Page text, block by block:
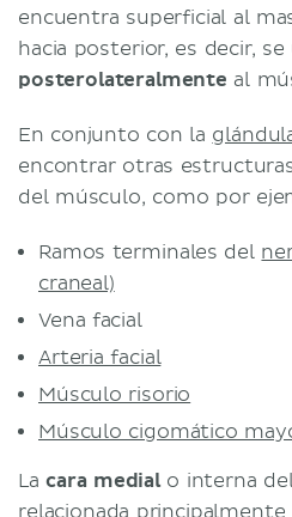
encuentra superficial al
hacia posterior, es decir, se
posterolateralmente al
En conjunto con la
encontrar otras
del músculo, como por
Ramos terminales del
craneal)
Vena facial
Arteria facial
Músculo risorio
Músculo cigomático
Lacara medialo interna
relacionada